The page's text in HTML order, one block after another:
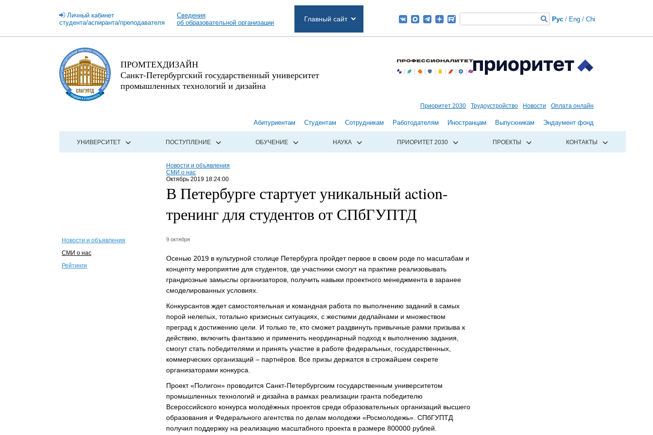
Личный кабинет
студента/аспиранта/преподавателя
Сведения
об образовательной организации
Главный сайт Рус / Eng / Chi
ПРОМТЕХДИЗАЙН
Санкт-Петербургский государственный университет
промышленных технологий и дизайна
Приоритет 2030 Трудоустройство Новости Оплата онлайн
Абитуриентам Студентам Сотрудникам Работодателям Иностранцам Выпускникам Эндаумент фонд
УНИВЕРСИТЕТ ПОСТУПЛЕНИЕ ОБУЧЕНИЕ НАУКА ПРИОРИТЕТ 2030 ПРОЕКТЫ КОНТАКТЫ
Новости и объявления
СМИ о нас
Октябрь 2019 18:24:00
В Петербурге стартует уникальный action-
тренинг для студентов от СПбГУПТД
Новости и объявления
СМИ о нас
Рейтинги
9 октября
Осенью 2019 в культурной столице Петербурга пройдет первое в своем роде по масштабам и
концепту мероприятие для студентов, где участники смогут на практике реализовывать
грандиозные замыслы организаторов, получить навыки проектного менеджмента в заранее
смоделированных условиях.
Конкурсантов ждет самостоятельная и командная работа по выполнению заданий в самых
порой нелепых, тотально кризисных ситуациях, с жесткими дедлайнами и множеством
преград к достижению цели. И только те, кто сможет раздвинуть привычные рамки призыва к
действию, включить фантазию и применить неординарный подход к выполнению задания,
смогут стать победителями и принять участие в работе федеральных, государственных,
коммерческих организаций – партнёров. Все призы держатся в строжайшем секрете
организаторами конкурса.
Проект «Полигон» проводится Санкт-Петербургским государственным университетом
промышленных технологий и дизайна в рамках реализации гранта победителю
Всероссийского конкурса молодёжных проектов среди образовательных организаций высшего
образования и Федерального агентства по делам молодежи «Росмолодежь». СПбГУПТД
получил поддержку на реализацию масштабного проекта в размере 800000 рублей.